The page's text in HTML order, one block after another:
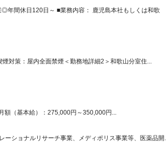
年間休日120日～ ■業務内容： 鹿児島本社もしくは和歌
対策：屋内全面禁煙＜勤務地詳細2＞和歌山分室住...
（基本給）：275,000円～350,000円...
ショナルリサーチ事業、メディポリス事業等、医薬品開...